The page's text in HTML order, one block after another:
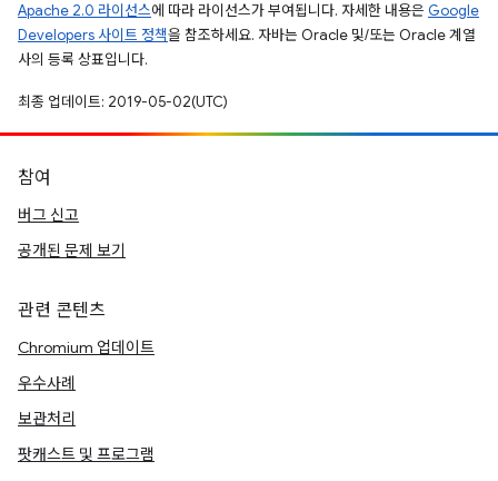
Apache 2.0 라이선스에 따라 라이선스가 부여됩니다. 자세한 내용은 Google
Developers 사이트 정책을 참조하세요. 자바는 Oracle 및/또는 Oracle 계열
사의 등록 상표입니다.
최종 업데이트: 2019-05-02(UTC)
참여
버그 신고
공개된 문제 보기
관련 콘텐츠
Chromium 업데이트
우수사례
보관처리
팟캐스트 및 프로그램